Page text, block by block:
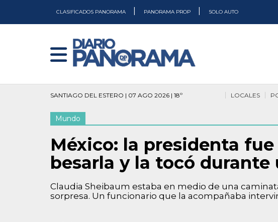
CLASIFICADOS PANORAMA PANORAMA PROP SOLO AUTO
SANTIAGO DEL ESTERO | 07 AGO 2026 | 18º LOCALES
Mundo
México: la presidenta
besarla y la tocó durante
Claudia Sheibaum estaba en medio de una
sorpresa. Un funcionario que la acompañaba